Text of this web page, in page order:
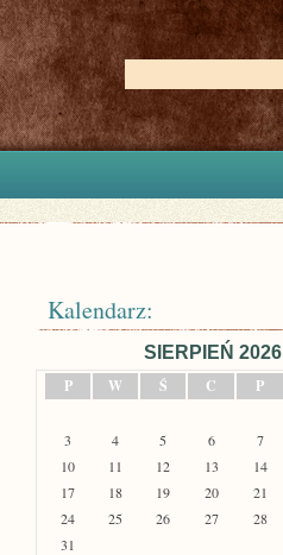
Kalendarz:
SIERPIEŃ 2026
P
W Ś C P
3
4 5 6 7
10
11 12 13 14
17
18 19 20 21
24
25 26 27 28
31